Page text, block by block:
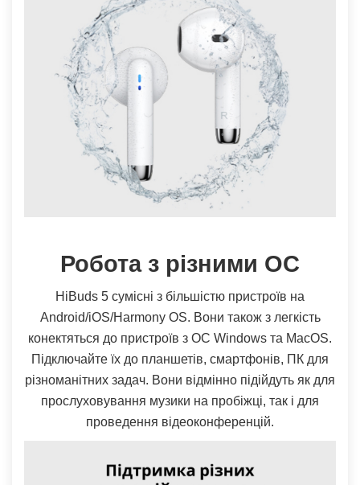
Робота з різними ОС
HiBuds 5 сумісні з більшістю пристроїв на
Android/iOS/Harmony OS. Вони також з легкість
конектяться до пристроїв з ОС Windows та MacOS.
Підключайте їх до планшетів, смартфонів, ПК для
різноманітних задач. Вони відмінно підійдуть як для
прослуховування музики на пробіжці, так і для
проведення відеоконференцій.